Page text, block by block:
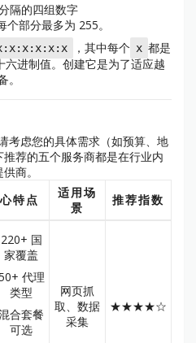
隔的四组数字
个部分最多为 255。
，其中每个 x 都是
进制值。创建它是为了适应越
考虑您的具体需求（如预算、地
荐的五个服务商都是在行业内
商。
特点
适用场
景
推荐指数
220+ 国
家覆盖
代理
类型
合套餐
可选
网页抓
取、数据
采集
★★★★☆